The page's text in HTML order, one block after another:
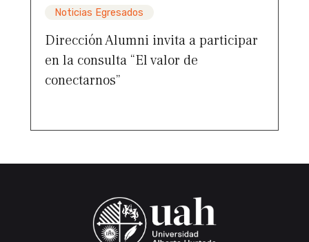
Noticias Egresados
Dirección Alumni invita a participar
en la consulta “El valor de
conectarnos”